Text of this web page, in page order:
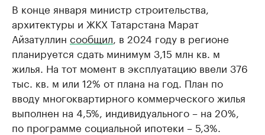
В конце января министр строительства,
архитектуры и ЖКХ Татарстана Марат
Айзатуллин сообщил , в 2024 году в регионе
планируется сдать минимум 3,15 млн кв. м
жилья. На тот момент в эксплуатацию ввели 376
тыс. кв. м или 12% от плана на год. План по
вводу многоквартирного коммерческого жилья
выполнен на 4,5%, индивидуального – на 20%,
по программе социальной ипотеки – 5,3%.